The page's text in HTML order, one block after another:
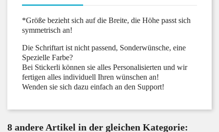
*Größe bezieht sich auf die Breite, die Höhe passt sich
symmetrisch an!
Die Schriftart ist nicht passend, Sonderwünsche, eine
Spezielle Farbe?
Bei Stickerli können sie alles Personalisierten und wir
fertigen alles individuell Ihren wünschen an!
Wenden sie sich dazu einfach an den Support!
8 andere Artikel in der gleichen Kategorie: